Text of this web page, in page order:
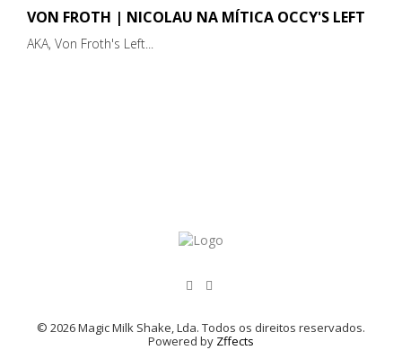
VON FROTH | NICOLAU NA MÍTICA OCCY'S LEFT
AKA, Von Froth's Left...
© 2026 Magic Milk Shake, Lda. Todos os direitos reservados.
Powered by Zffects